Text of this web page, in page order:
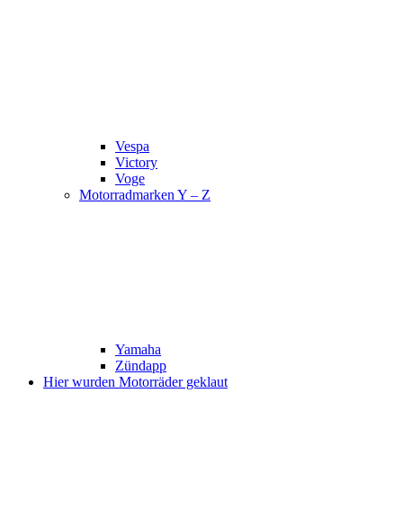
Vespa
Victory
Voge
Motorradmarken Y – Z
Yamaha
Zündapp
Hier wurden Motorräder geklaut